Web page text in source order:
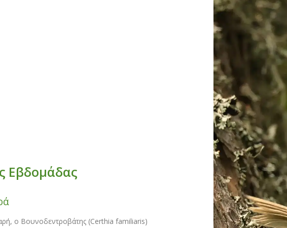
Εβδομάδας
ο Βουνοδεντροβάτης (Certhia familiaris)